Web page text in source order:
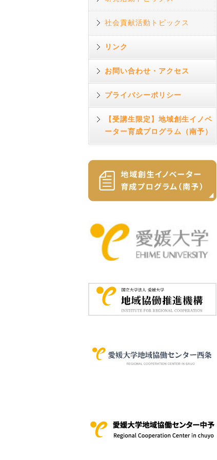
社会貢献活動トピックス
リンク
お問い合わせ・アクセス
プライバシーポリシー
【受講生限定】地域創生イノベ
ーター育成プログラム（南予）